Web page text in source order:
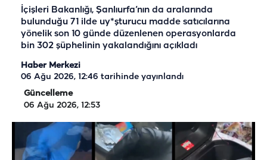
İçişleri Bakanlığı, Şanlıurfa’nın da aralarında
bulunduğu 71 ilde uy*şturucu madde satıcılarına
yönelik son 10 günde düzenlenen operasyonlarda
bin 302 şüphelinin yakalandığını açıkladı
Haber Merkezi
06 Ağu 2026, 12:46 tarihinde yayınlandı
Güncelleme
06 Ağu 2026, 12:53